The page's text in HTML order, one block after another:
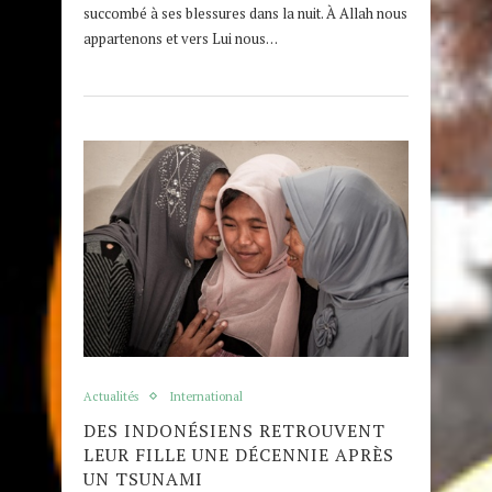
succombé à ses blessures dans la nuit. À Allah nous
appartenons et vers Lui nous…
Actualités International
DES INDONÉSIENS RETROUVENT
LEUR FILLE UNE DÉCENNIE APRÈS
UN TSUNAMI